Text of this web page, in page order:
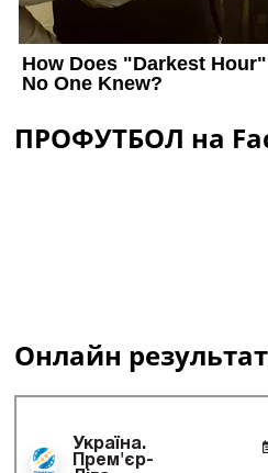
ПРОФУТБОЛ на
Онлайн